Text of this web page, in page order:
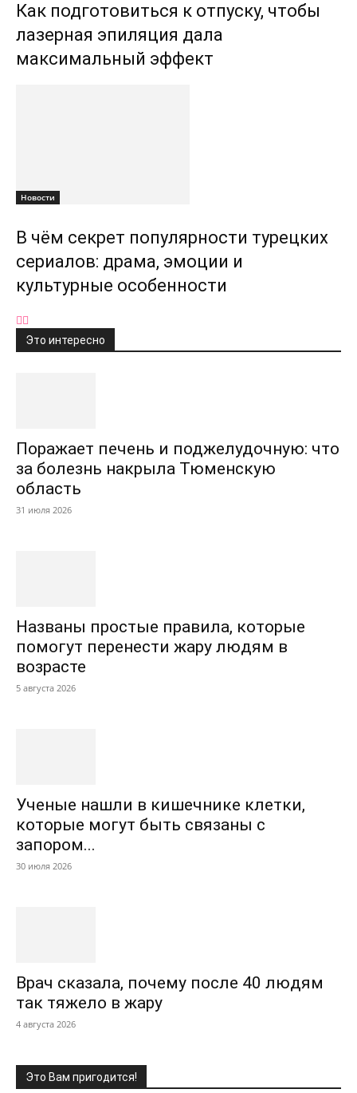
Как подготовиться к отпуску, чтобы
лазерная эпиляция дала
максимальный эффект
Новости
В чём секрет популярности турецких
сериалов: драма, эмоции и
культурные особенности
Это интересно
Поражает печень и поджелудочную: что
за болезнь накрыла Тюменскую
область
31 июля 2026
Названы простые правила, которые
помогут перенести жару людям в
возрасте
5 августа 2026
Ученые нашли в кишечнике клетки,
которые могут быть связаны с
запором...
30 июля 2026
Врач сказала, почему после 40 людям
так тяжело в жару
4 августа 2026
Это Вам пригодится!